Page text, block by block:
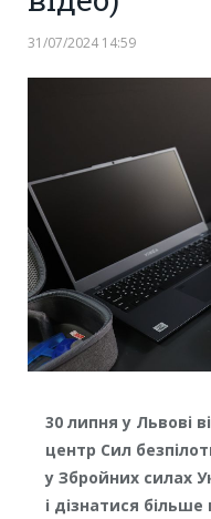
31/07/2024 14:59
30 липня у Львові
центр Сил
у Збройних силах
і дізнатися